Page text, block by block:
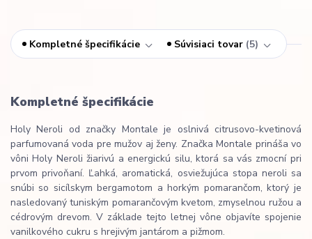
Kompletné špecifikácie Súvisiaci tovar 5
Kompletné špecifikácie
Holy Neroli od značky Montale je oslnivá citrusovo-kvetinová
parfumovaná voda pre mužov aj ženy. Značka Montale prináša vo
vôni Holy Neroli žiarivú a energickú silu, ktorá sa vás zmocní pri
prvom privoňaní. Ľahká, aromatická, osviežujúca stopa neroli sa
snúbi so sicílskym bergamotom a horkým pomarančom, ktorý je
nasledovaný tuniským pomarančovým kvetom, zmyselnou ružou a
cédrovým drevom. V základe tejto letnej vône objavíte spojenie
vanilkového cukru s hrejivým jantárom a pižmom.